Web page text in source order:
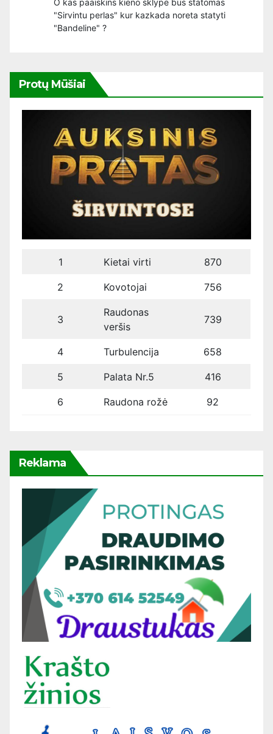
O kas paaiskins kieno sklype bus statomas
"Sirvintu perlas" kur kazkada noreta statyti
"Bandeline" ?
Protų Mūšiai
1 Kietai virti 870
2 Kovotojai 756
3
Raudonas
veršis
739
4 Turbulencija 658
5 Palata Nr.5 416
6 Raudona rožė 92
Reklama